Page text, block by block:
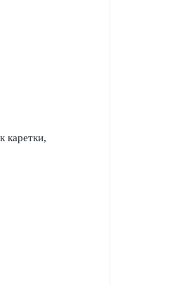
каретки,